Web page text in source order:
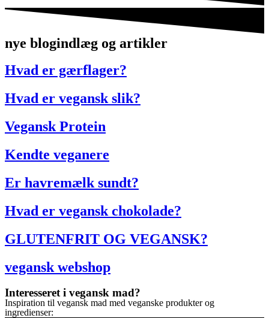
nye blogindlæg og artikler
Hvad er gærflager?
Hvad er vegansk slik?
Vegansk Protein
Kendte veganere
Er havremælk sundt?
Hvad er vegansk chokolade?
GLUTENFRIT OG VEGANSK?
vegansk webshop
Interesseret i vegansk mad?
Inspiration til vegansk mad med veganske produkter og
ingredienser: